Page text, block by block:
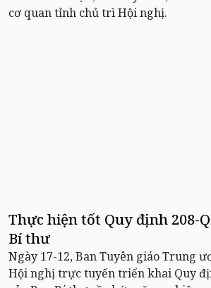
cơ quan tỉnh chủ trì Hội nghị.
Thực hiện tốt Quy định 208-
Bí thư
Ngày 17-12, Ban Tuyên giáo Trung
Hội nghị trực tuyến triển khai Quy